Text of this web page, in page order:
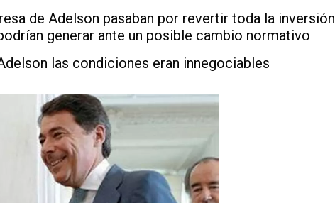
de Adelson pasaban por revertir toda la inversión
generar ante un posible cambio normativo
las condiciones eran innegociables